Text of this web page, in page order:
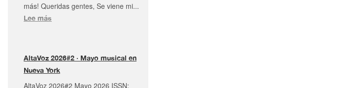
más! Queridas gentes, Se viene mi...
Lee más
Dúa
da
AltaVoz 2026#2 · Mayo musical en
Nueva York
AltaVoz 2026#2 Mayo 2026 ISSN: